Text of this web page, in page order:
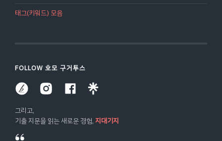
태그(키워드) 모음
FOLLOW 호모 구거투스
그리고,
기출 지문을 읽는 새로운 경험,지대기지